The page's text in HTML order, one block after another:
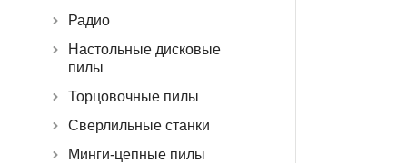
Радио
Настольные дисковые
пилы
Торцовочные пилы
Сверлильные станки
Минги-цепные пилы